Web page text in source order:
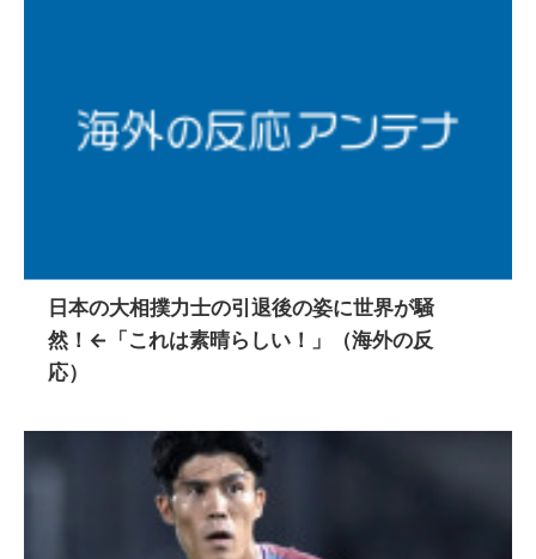
日本の大相撲力士の引退後の姿に世界が騒
然！←「これは素晴らしい！」（海外の反
応）